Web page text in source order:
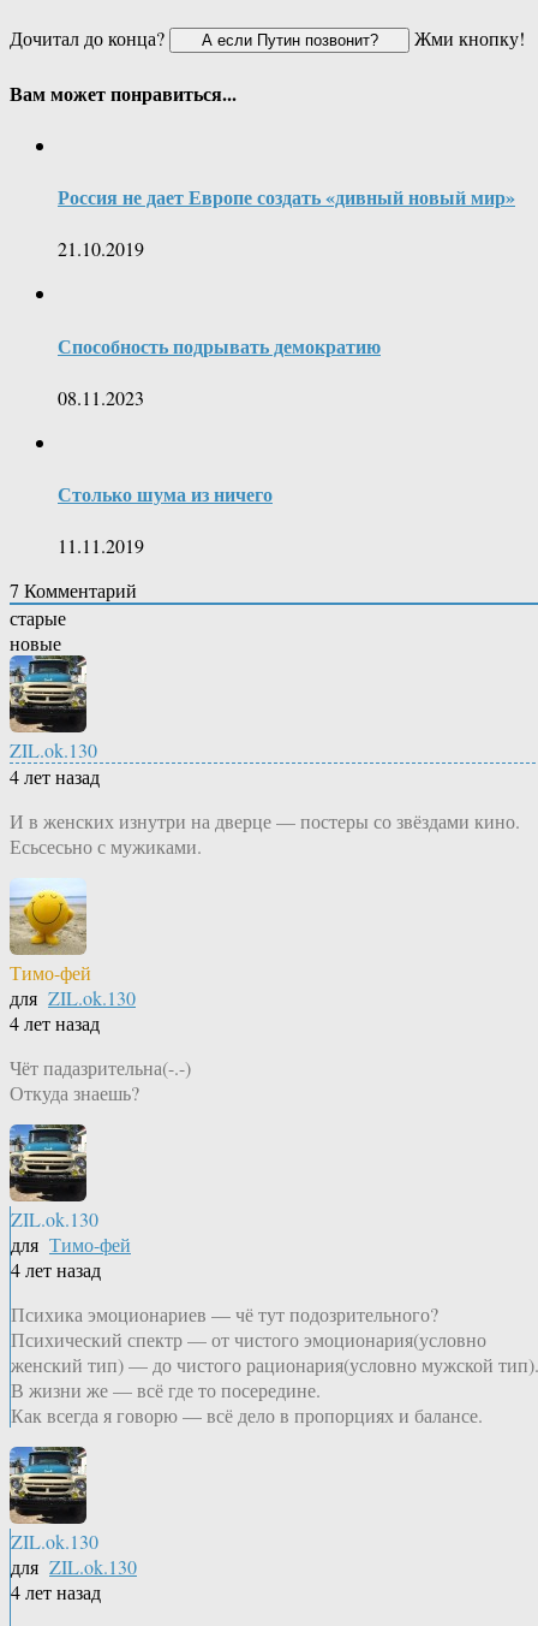
Дочитал до конца?
Жми кнопку!
Вам может понравиться...
Россия не дает Европе создать «дивный новый мир»
21.10.2019
Способность подрывать демократию
08.11.2023
Столько шума из ничего
11.11.2019
7 Комментарий
старые
новые
ZIL.ok.130
4 лет назад
И в женских изнутри на дверце — постеры со звёздами кино.
Есьсесьно с мужиками.
Тимо-фей
для ZIL.ok.130
4 лет назад
Чёт падазрительна(-.-)
Откуда знаешь?
ZIL.ok.130
для Тимо-фей
4 лет назад
Психика эмоционариев — чё тут подозрительного?
Психический спектр — от чистого эмоционария(условно
женский тип) — до чистого рационария(условно мужской тип).
В жизни же — всё где то посередине.
Как всегда я говорю — всё дело в пропорциях и балансе.
ZIL.ok.130
для ZIL.ok.130
4 лет назад